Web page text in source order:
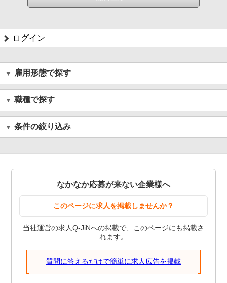
ログイン
雇用形態で探す
職種で探す
条件の絞り込み
なかなか応募が来ない企業様へ
このページに求人を掲載しませんか？
当社運営の求人Q-JiNへの掲載で、このページにも掲載さ
れます。
質問に答えるだけで簡単に求人広告を掲載